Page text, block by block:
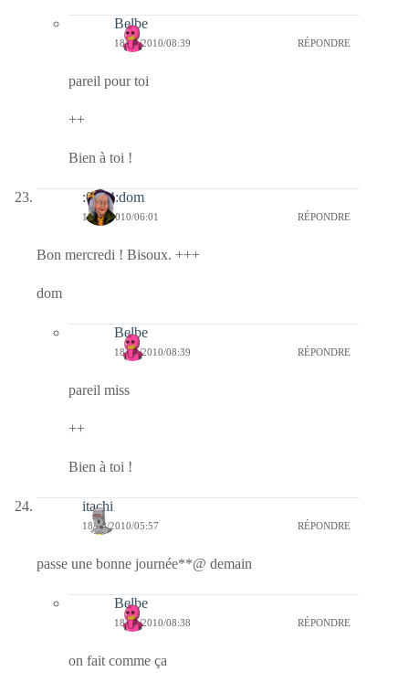
Belbe
18/08/2010/08:39 RÉPONDRE
pareil pour toi
++
Bien à toi !
:0014:dom
18/08/2010/06:01 RÉPONDRE
Bon mercredi ! Bisoux. +++
dom
Belbe
18/08/2010/08:39 RÉPONDRE
pareil miss
++
Bien à toi !
itachi
18/08/2010/05:57 RÉPONDRE
passe une bonne journée**@ demain
Belbe
18/08/2010/08:38 RÉPONDRE
on fait comme ça